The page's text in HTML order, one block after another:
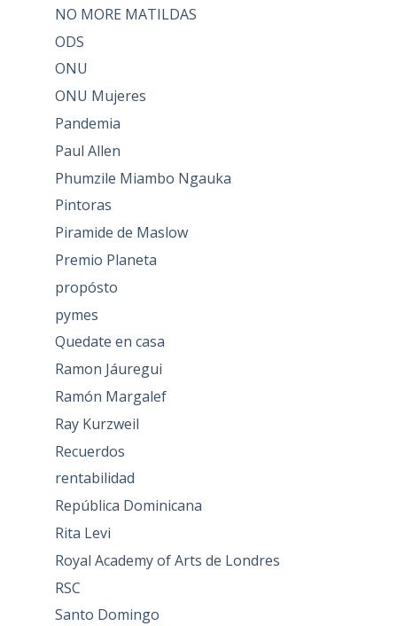
NO MORE MATILDAS
ODS
ONU
ONU Mujeres
Pandemia
Paul Allen
Phumzile Miambo Ngauka
Pintoras
Piramide de Maslow
Premio Planeta
propósto
pymes
Quedate en casa
Ramon Jáuregui
Ramón Margalef
Ray Kurzweil
Recuerdos
rentabilidad
República Dominicana
Rita Levi
Royal Academy of Arts de Londres
RSC
Santo Domingo